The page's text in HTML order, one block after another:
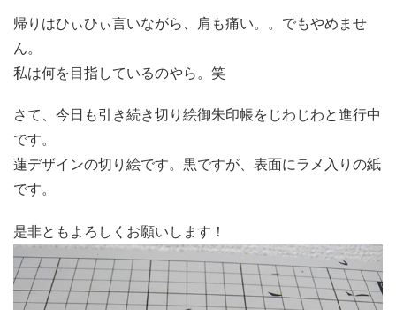
帰りはひぃひぃ言いながら、肩も痛い。。でもやめませ
ん。
私は何を目指しているのやら。笑
さて、今日も引き続き切り絵御朱印帳をじわじわと進行中
です。
蓮デザインの切り絵です。黒ですが、表面にラメ入りの紙
です。
是非ともよろしくお願いします！